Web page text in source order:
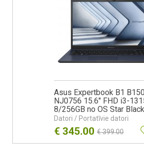
Asus Expertbook B1
NJ0756 15.6" FHD i3-
8/256GB no OS Star Black
Datori / Portatīvie datori
€ 345.00 €399.00